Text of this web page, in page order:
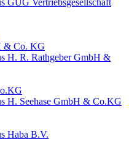
GUG Vertriebsgesellschaft
& Co. KG
H. R. Rathgeber GmbH &
H. Seehase GmbH & Co.KG
Haba B.V.